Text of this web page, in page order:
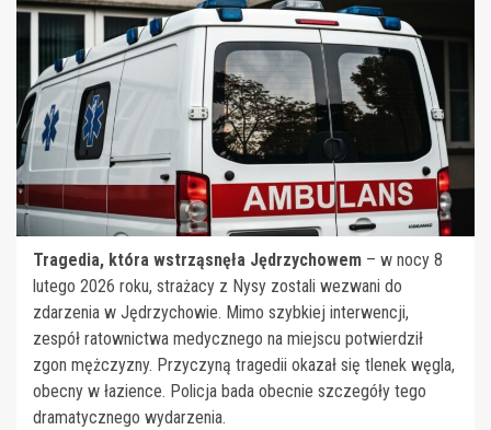
Tragedia, która wstrząsnęła Jędrzychowem – w nocy 8
lutego 2026 roku, strażacy z Nysy zostali wezwani do
zdarzenia w Jędrzychowie. Mimo szybkiej interwencji,
zespół ratownictwa medycznego na miejscu potwierdził
zgon mężczyzny. Przyczyną tragedii okazał się tlenek węgla,
obecny w łazience. Policja bada obecnie szczegóły tego
dramatycznego wydarzenia.